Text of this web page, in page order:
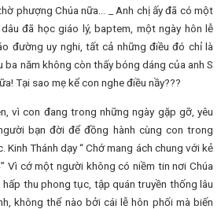
phượng Chúa nữa… _ Anh chị ấy đã có một
đã học giáo lý, baptem, một ngày hôn lễ
đường uy nghi, tất cả những điều đó chỉ là
ba năm không còn thấy bóng dáng của anh S
Tại sao mẹ kể con nghe điều nầy???
vì con đang trong những ngày gặp gỡ, yêu
bạn đời để đồng hành cùng con trong
Thánh dạy “ Chớ mang ách chung với kẻ
Vì cớ một người không có niềm tin nơi Chúa
thu phong tục, tập quán truyền thống lâu
không thể nào bởi cái lễ hôn phối mà biến